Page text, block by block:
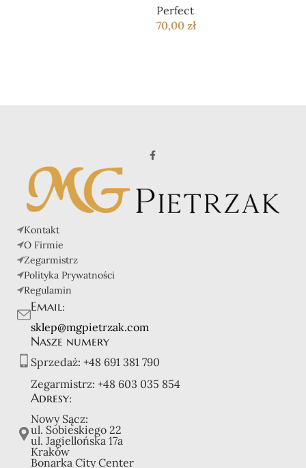
Perfect
70,00 zł
Kontakt
O Firmie
Zegarmistrz
Polityka Prywatności
Regulamin
Email:
sklep@mgpietrzak.com
Nasze numery
Sprzedaż: +48 691 381 790
Zegarmistrz: +48 603 035 854
Adresy:
Nowy Sącz:
ul. Sobieskiego 22
ul. Jagiellońska 17a
Kraków
Bonarka City Center